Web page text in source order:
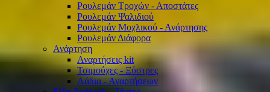
Ρουλεμάν Τροχών - Αποστάτες
Ρουλεμάν Ψαλιδιού
Ρουλεμάν Μοχλικού - Ανάρτησης
Ρουλεμάν Διάφορα
Ανάρτηση
Αναρτήσεις kit
Τσιμούχες - Ξύστρες
Λάδια - Αναρτήσεων